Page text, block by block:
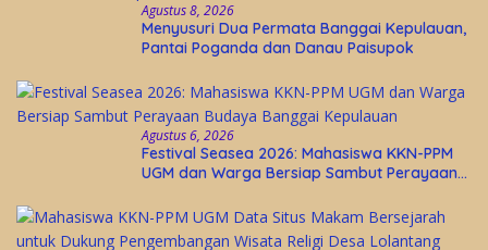
Agustus 8, 2026
Menyusuri Dua Permata Banggai Kepulauan,
Pantai Poganda dan Danau Paisupok
Agustus 6, 2026
Festival Seasea 2026: Mahasiswa KKN-PPM
UGM dan Warga Bersiap Sambut Perayaan